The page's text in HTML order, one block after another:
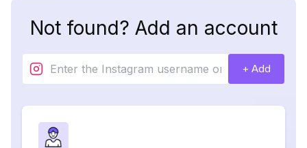
Not found? Add an account
+ Add